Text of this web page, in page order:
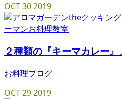
OCT302019
２種類の『キーマカレー
お料理ブログ
OCT292019